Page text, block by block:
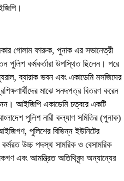
গোলাম ফারুক, পুনাক এর সভানেত্রী
পুলিশ কর্মকর্তারা উপস্থিত ছিলেন। পরে
ব্যারাক ভবন এবং একাডেমি মসজিদের
মাঝে সনদপত্র বিতরণ করেন
আইজিপি একাডেমি চত্বরে একটি
পুলিশ নারী কল্যাণ সমিতির (পুনাক)
পুলিশের বিভিন্ন ইউনিটের
উচ্চ পদস্থ সামরিক ও বেসামরিক
এবং আমন্ত্রিত অতিথিবৃন্দ অন্যান্যের